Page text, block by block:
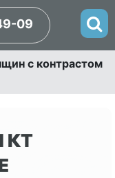
09
с контрастом
КТ